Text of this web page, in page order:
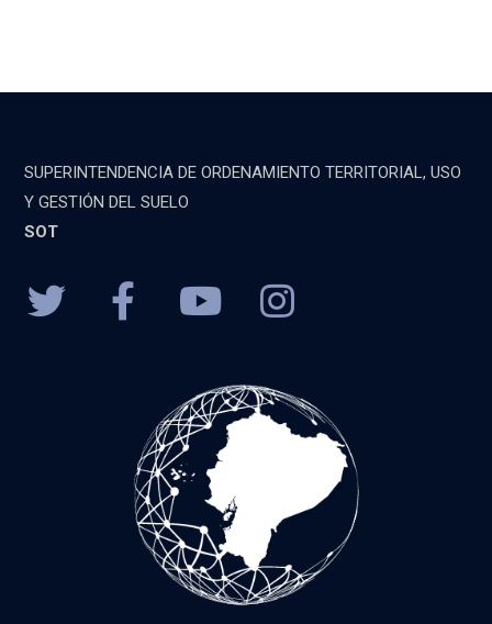
SUPERINTENDENCIA DE ORDENAMIENTO TERRITORIAL, USO
Y GESTIÓN DEL SUELO
SOT